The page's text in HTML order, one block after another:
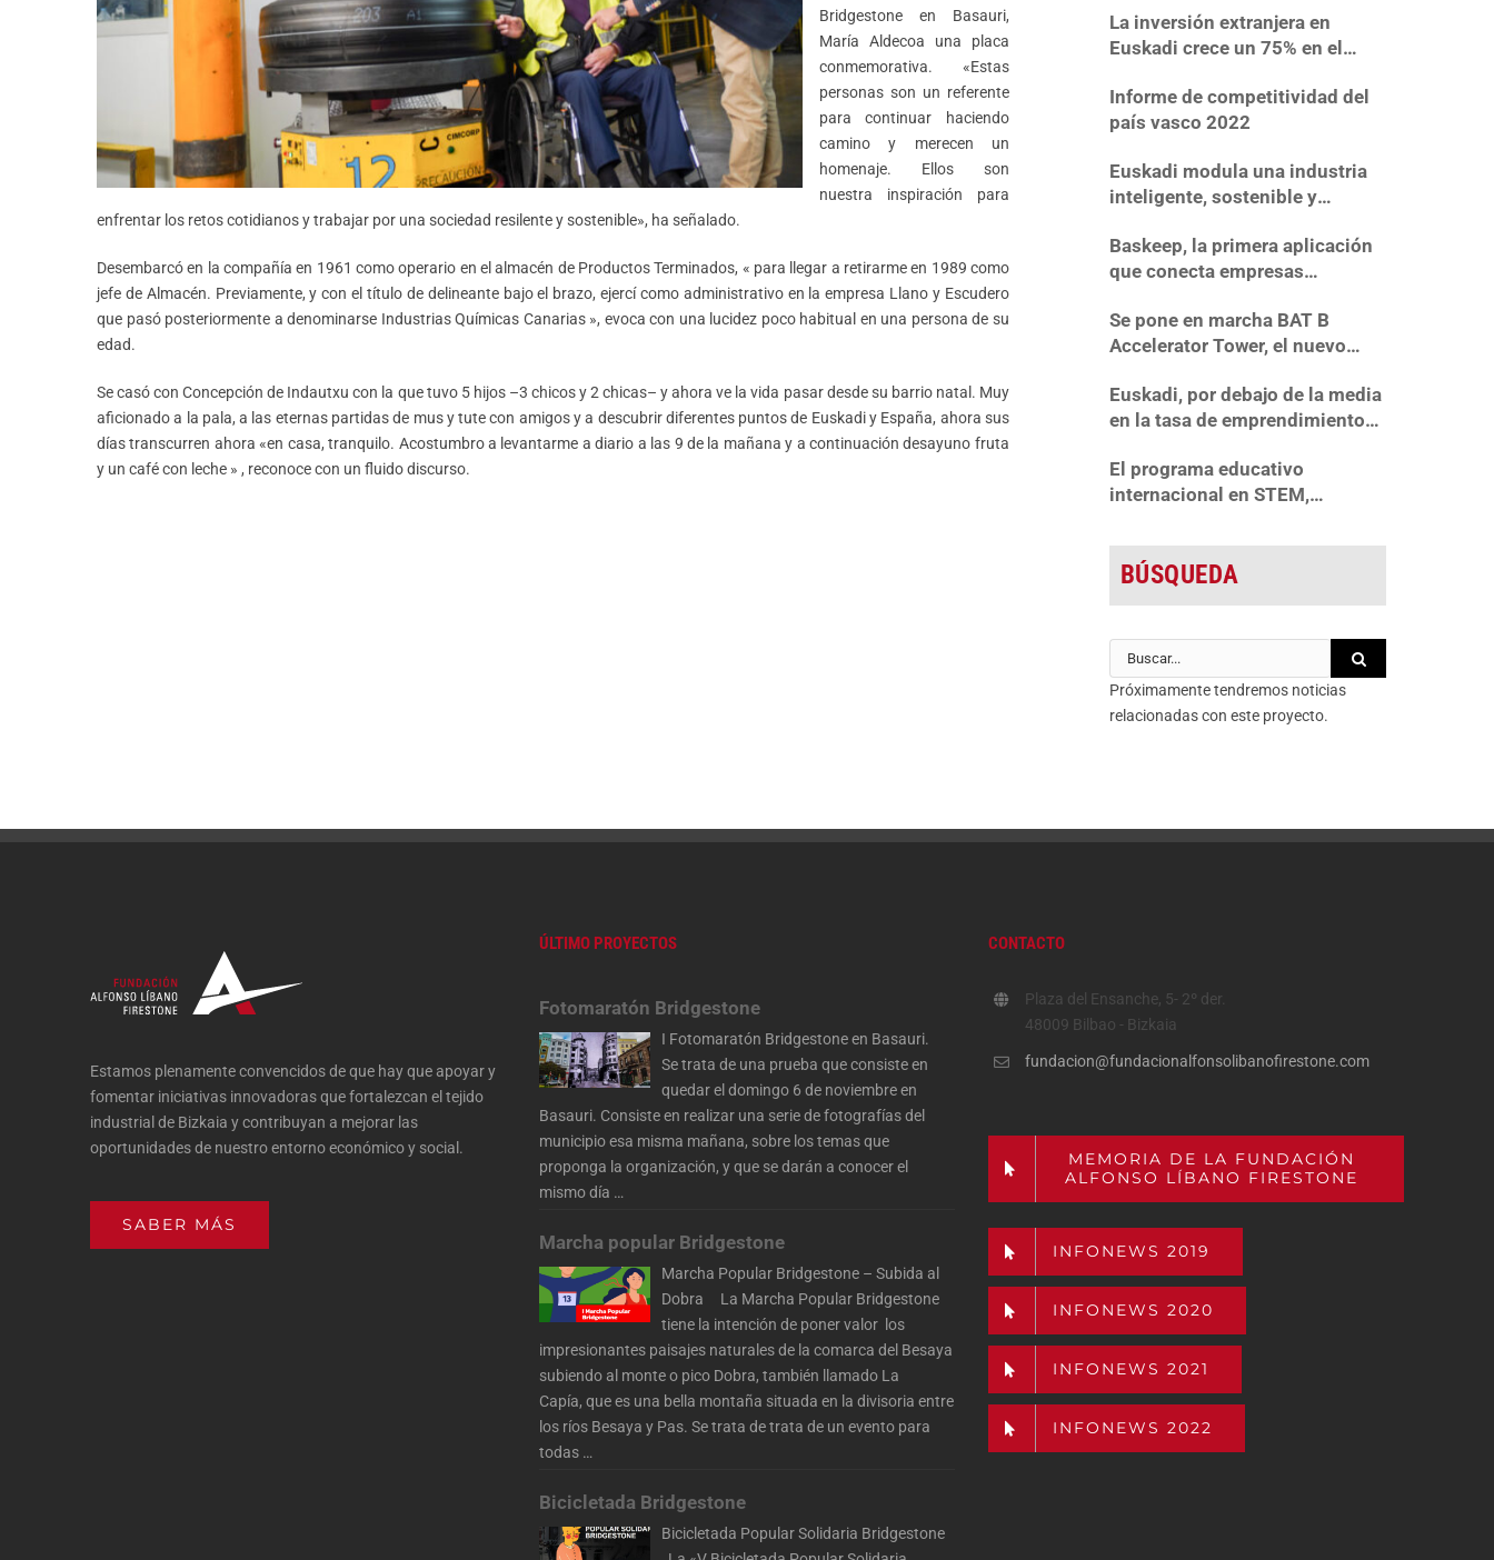
Bridgestone en Basauri,
María Aldecoa una placa
conmemorativa. «Estas
personas son un referente
para continuar haciendo
camino y merecen un
homenaje. Ellos son
nuestra inspiración para
enfrentar los retos cotidianos y trabajar por una sociedad resilente y sostenible», ha señalado.
Desembarcó en la compañía en 1961 como operario en el almacén de Productos Terminados, « para llegar a retirarme en 1989 como
jefe de Almacén. Previamente, y con el título de delineante bajo el brazo, ejercí como administrativo en la empresa Llano y Escudero
que pasó posteriormente a denominarse Industrias Químicas Canarias », evoca con una lucidez poco habitual en una persona de su
edad.
Se casó con Concepción de Indautxu con la que tuvo 5 hijos –3 chicos y 2 chicas– y ahora ve la vida pasar desde su barrio natal. Muy
aficionado a la pala, a las eternas partidas de mus y tute con amigos y a descubrir diferentes puntos de Euskadi y España, ahora sus
días transcurren ahora «en casa, tranquilo. Acostumbro a levantarme a diario a las 9 de la mañana y a continuación desayuno fruta
y un café con leche » , reconoce con un fluido discurso.
La inversión extranjera en
Euskadi crece un 75% en el
Informe de competitividad del
país vasco 2022
Euskadi modula una industria
inteligente, sostenible y
Baskeep, la primera aplicación
que conecta empresas
inversores
Se pone en marcha BAT B
Accelerator Tower, el nuevo
emprendimiento tecnológico y
la innovación en Bizkaia
Euskadi, por debajo de la media
en la tasa de emprendimiento
El programa educativo
internacional en STEM,
Bridgestone de Basauri
BÚSQUEDA
Buscar:
Próximamente tendremos noticias
relacionadas con este proyecto.
Estamos plenamente convencidos de que hay que apoyar y
fomentar iniciativas innovadoras que fortalezcan el tejido
industrial de Bizkaia y contribuyan a mejorar las
oportunidades de nuestro entorno económico y social.
SABER MÁS
ÚLTIMO PROYECTOS
Fotomaratón Bridgestone
I Fotomaratón Bridgestone en Basauri.
Se trata de una prueba que consiste en
quedar el domingo 6 de noviembre en
Basauri. Consiste en realizar una serie de fotografías del
municipio esa misma mañana, sobre los temas que
proponga la organización, y que se darán a conocer el
mismo día …
Marcha popular Bridgestone
Marcha Popular Bridgestone – Subida al
Dobra La Marcha Popular Bridgestone
tiene la intención de poner valor los
impresionantes paisajes naturales de la comarca del Besaya
subiendo al monte o pico Dobra, también llamado La
Capía, que es una bella montaña situada en la divisoria entre
los ríos Besaya y Pas. Se trata de trata de un evento para
todas …
Bicicletada Bridgestone
Bicicletada Popular Solidaria Bridgestone
CONTACTO
Plaza del Ensanche, 5- 2º der.
48009 Bilbao - Bizkaia
fundacion@fundacionalfonsolibanofirestone.com
MEMORIA DE LA FUNDACIÓN
ALFONSO LÍBANO FIRESTONE
INFONEWS 2019
INFONEWS 2020
INFONEWS 2021
INFONEWS 2022